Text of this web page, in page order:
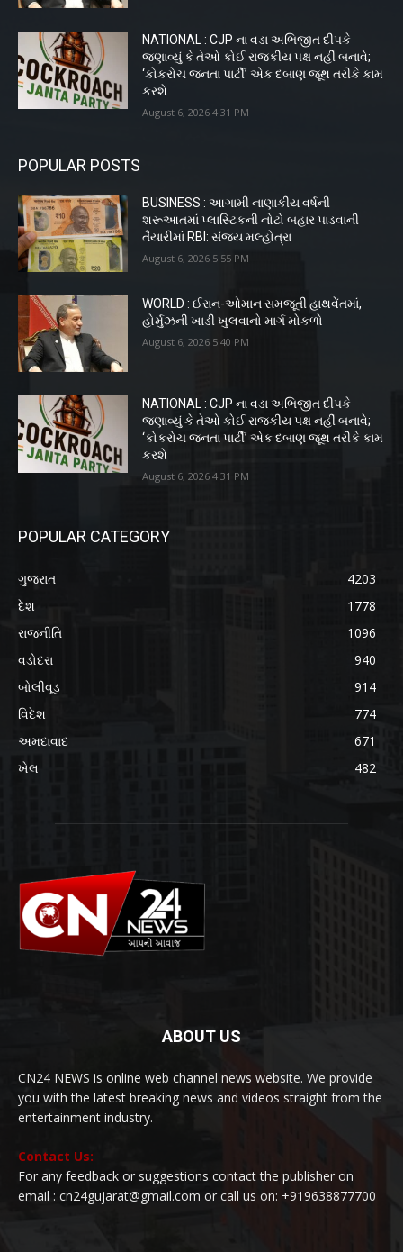
NATIONAL : CJP ના વડા અભિજીત દીપકે
જણાવ્યું કે તેઓ કોઈ રાજકીય પક્ષ નહીં બનાવે;
‘કોકરોચ જનતા પાર્ટી’ એક દબાણ જૂથ તરીકે કામ
કરશે
August 6, 2026 4:31 PM
POPULAR POSTS
BUSINESS : આગામી નાણાકીય વર્ષની
શરૂઆતમાં પ્લાસ્ટિકની નોટો બહાર પાડવાની
તૈયારીમાં RBI: સંજય મલ્હોત્રા
August 6, 2026 5:55 PM
WORLD : ઈરાન-ઓમાન સમજૂતી હાથવેંતમાં,
હોર્મુઝની ખાડી ખુલવાનો માર્ગ મોકળો
August 6, 2026 5:40 PM
NATIONAL : CJP ના વડા અભિજીત દીપકે
જણાવ્યું કે તેઓ કોઈ રાજકીય પક્ષ નહીં બનાવે;
‘કોકરોચ જનતા પાર્ટી’ એક દબાણ જૂથ તરીકે કામ
કરશે
August 6, 2026 4:31 PM
POPULAR CATEGORY
ગુજરાત
4203
દેશ
1778
રાજનીતિ
1096
વડોદરા
940
બોલીવૂડ
914
વિદેશ
774
અમદાવાદ
671
ખેલ
482
ABOUT US
CN24 NEWS is online web channel news website. We provide
you with the latest breaking news and videos straight from the
entertainment industry.
Contact Us:
For any feedback or suggestions contact the publisher on
email : cn24gujarat@gmail.com or call us on: +919638877700